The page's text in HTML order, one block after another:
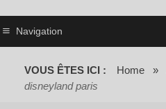
Navigation
VOUS ÊTES ICI : Home »
disneyland paris